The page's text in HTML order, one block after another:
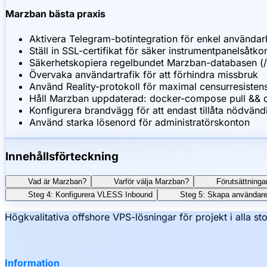
Marzban bästa praxis
Aktivera Telegram-botintegration för enkel
Ställ in SSL-certifikat för säker
Säkerhetskopiera regelbundet Marzban-databasen
Övervaka användartrafik för att förhindra missbruk
Använd Reality-protokoll för maximal
Håll Marzban uppdaterad: docker-compose pull &&
Konfigurera brandvägg för att endast tillåta
Använd starka lösenord för administratörskonton
Innehållsförteckning
Vad är Marzban? Varför välja Marzban?
Steg 4: Konfigurera VLESS Inbound
Steg 5: Skapa
Högkvalitativa offshore VPS-lösningar för projekt i alla
Information